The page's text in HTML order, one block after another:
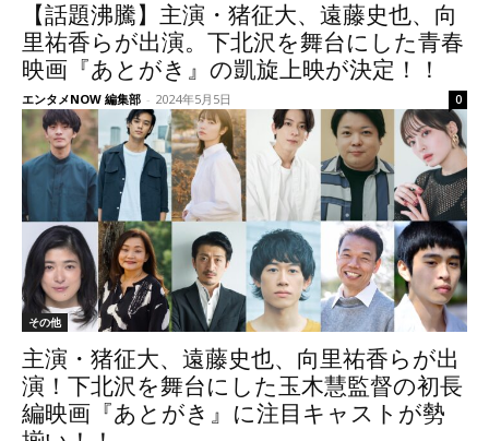
【話題沸騰】主演・猪征大、遠藤史也、向
里祐香らが出演。下北沢を舞台にした青春
映画『あとがき』の凱旋上映が決定！！
エンタメNOW 編集部 - 2024年5月5日 0
その他
主演・猪征大、遠藤史也、向里祐香らが出
演！下北沢を舞台にした玉木慧監督の初長
編映画『あとがき』に注目キャストが勢